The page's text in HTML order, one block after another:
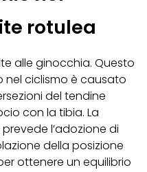
rotulea
alle ginocchia. Questo
ciclismo è causato
del tendine
con la tibia. La
l’adozione di
della posizione
ottenere un equilibrio